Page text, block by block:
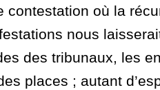
contestation où la
nous
des tribunaux, les
places ; autant